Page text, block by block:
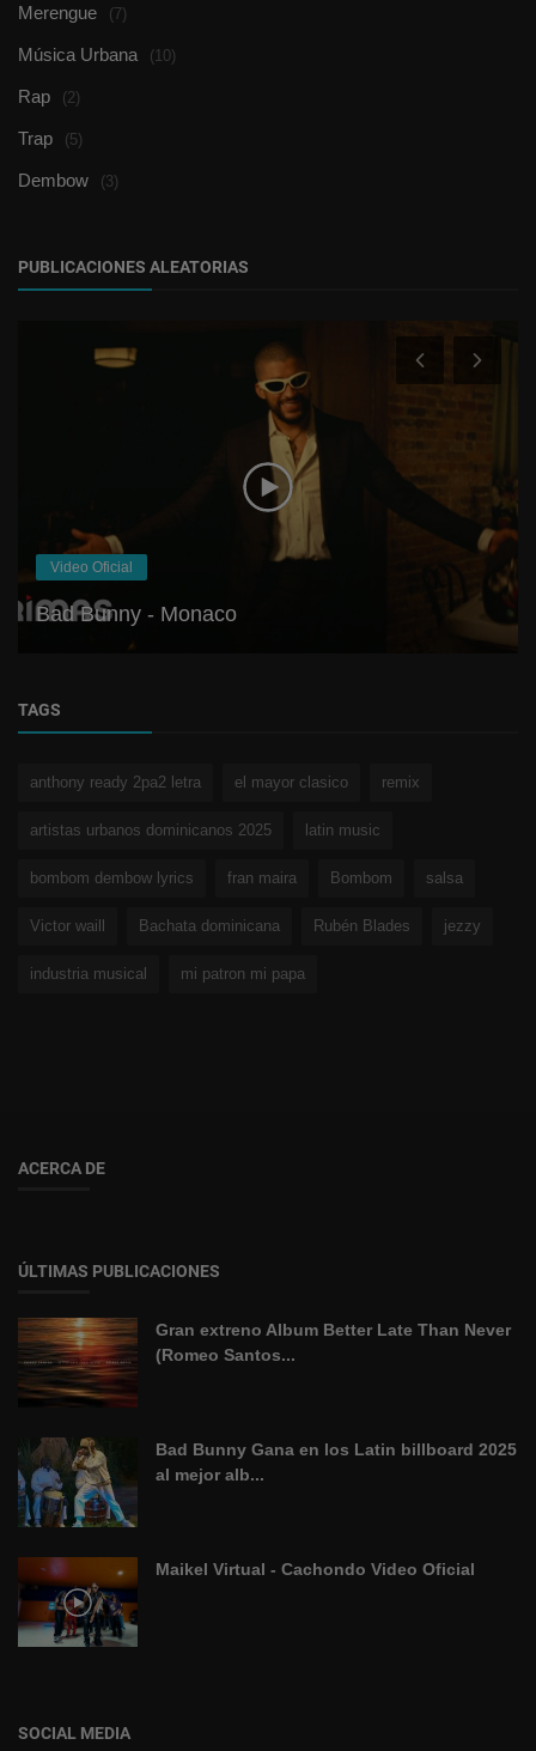
Merengue (7)
Música Urbana (10)
Rap (2)
Trap (5)
Dembow (3)
PUBLICACIONES ALEATORIAS
Video Oficial
Bad Bunny - Monaco
TAGS
anthony ready 2pa2 letra el mayor clasico remix
artistas urbanos dominicanos 2025 latin music
bombom dembow lyrics fran maira Bombom salsa
Victor waill Bachata dominicana Rubén Blades jezzy
industria musical mi patron mi papa
ACERCA DE
ÚLTIMAS PUBLICACIONES
Gran extreno Album Better Late Than Never
(Romeo Santos...
Bad Bunny Gana en los Latin billboard 2025
al mejor alb...
Maikel Virtual - Cachondo Video Oficial
SOCIAL MEDIA